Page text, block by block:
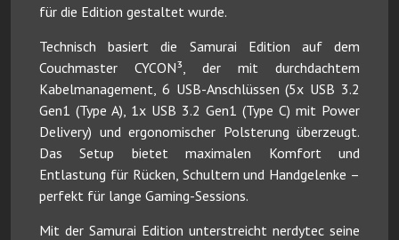
für die Edition gestaltet wurde.
Technisch basiert die Samurai Edition auf dem
Couchmaster CYCON³, der mit durchdachtem
Kabelmanagement, 6 USB-Anschlüssen (5x USB 3.2
Gen1 (Type A), 1x USB 3.2 Gen1 (Type C) mit Power
Delivery) und ergonomischer Polsterung überzeugt.
Das Setup bietet maximalen Komfort und
Entlastung für Rücken, Schultern und Handgelenke –
perfekt für lange Gaming-Sessions.
Mit der Samurai Edition unterstreicht nerdytec seine